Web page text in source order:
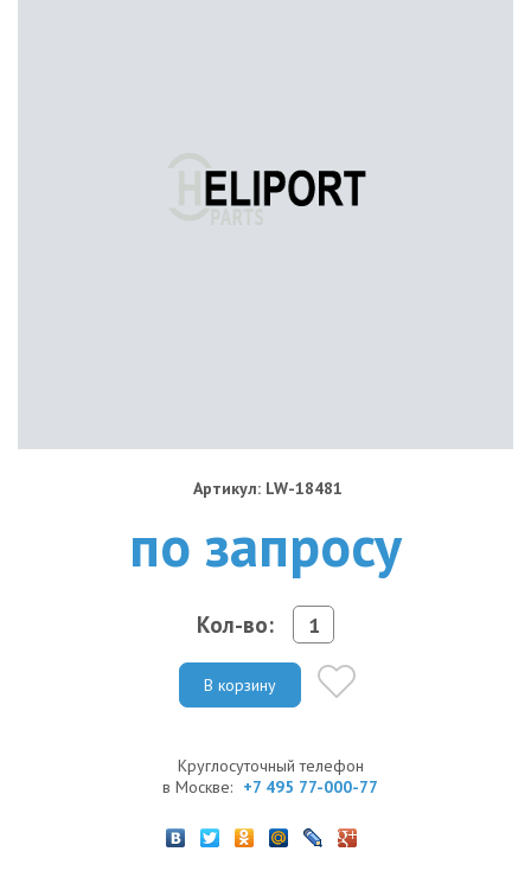
Артикул: LW-18481
по запросу
Кол-во:
В корзину
Круглосуточный телефон
в Москве: +7 495 77-000-77